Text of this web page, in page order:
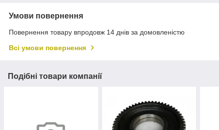
Умови повернення
Повернення товару впродовж 14 днів за домовленістю
Всі умови повернення
Подібні товари компанії